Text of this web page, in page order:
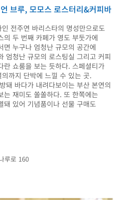
브루, 모모스 로스터리&커피바
전주연 바리스타의 명성만으로도
의 두 번째 카페가 영도 부둣가에
면 누구나 엄청난 규모의 공간에
엄청난 규모의 로스팅실 그리고 커피
란 쇼룸을 보는 듯하다. 스페셜티가
까지 단박에 느낄 수 있는 곳.
돼 바다가 내려다보이는 부산 본연의
는 재미도 쏠쏠하다. 또 한쪽에는
돼 있어 기념품이나 선물 구매도
루로 160